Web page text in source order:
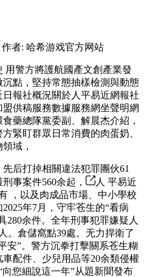
者: 哈希游戏官方网站
警方將護航國產文創產業發
點，堅持常態抽樣檢測與動態
報社概況關於人平易近網報社
供稿服務數據服務網坐聲明網
藥總隊黨委副、解晨杰介紹，
緊盯群眾日常消費的肉蛋奶、
域，
打掉相關違法犯罪團伙61
事案件560余起，
人 平易近
，以及肉成品市場、中小學校
年7月，守牢苍生的“看病
280余件。全年刑事犯罪嫌疑人
。倉儲窩點39處。无力捍衛了
安”。警方沉拳打擊關系苍生糊
配件、少兒用品等20余類侵權
您細說這一年”从題新聞發布